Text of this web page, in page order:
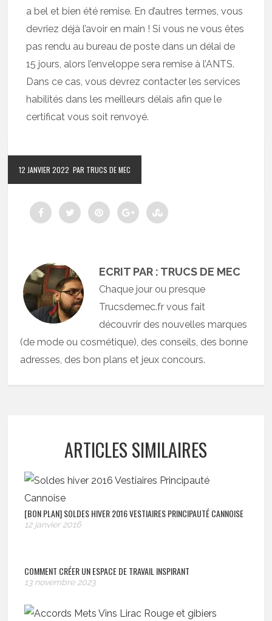
a bel et bien été remise. En d’autres termes, vous
devriez déjà l’avoir en main ! Si vous ne vous êtes
pas rendu au bureau de poste dans un délai de
15 jours, alors l’enveloppe sera remise à l’ANTS.
Dans ce cas, vous devrez contacter les services
habilités dans les meilleurs délais afin que le
certificat vous soit renvoyé.
12 JANVIER 2022 PAR TRUCS DE MEC
ECRIT PAR : TRUCS DE MEC
Chaque jour ou presque
Trucsdemec.fr vous fait
découvrir des nouvelles marques
(de mode ou cosmétique), des conseils, des bonne
adresses, des bon plans et jeux concours.
ARTICLES SIMILAIRES
[BON PLAN] SOLDES HIVER 2016 VESTIAIRES PRINCIPAUTÉ CANNOISE
12 janvier 2016
COMMENT CRÉER UN ESPACE DE TRAVAIL INSPIRANT
13 novembre 2023